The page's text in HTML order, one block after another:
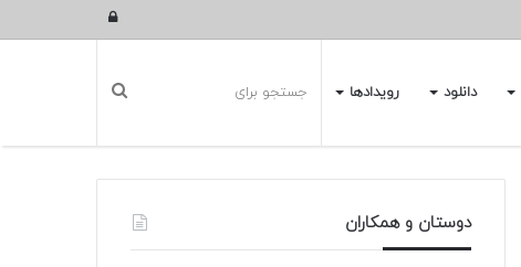
ورود
دانلود رویدادها
دوستان و همکاران